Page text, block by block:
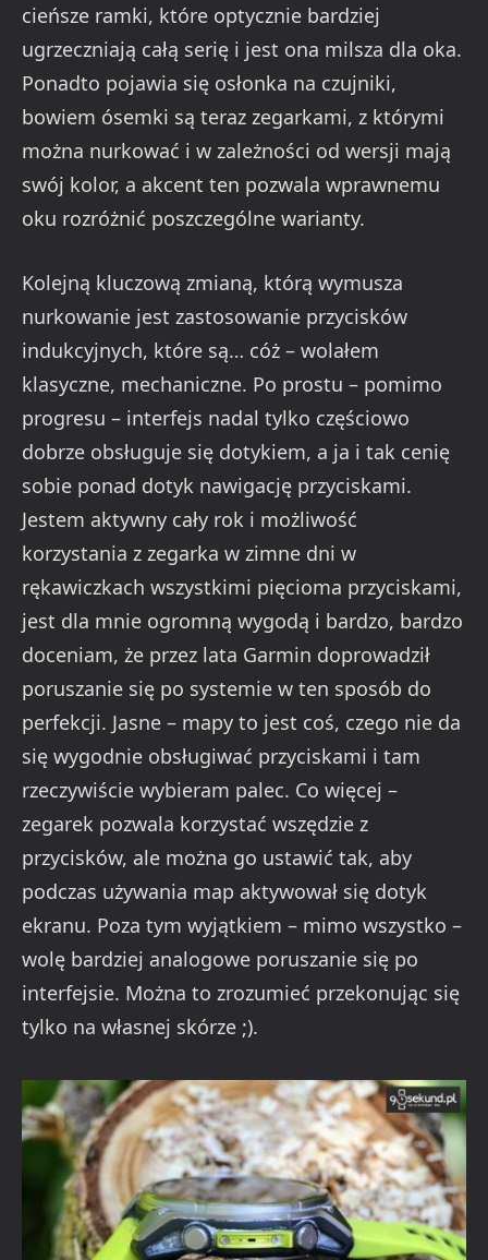
cieńsze ramki, które optycznie bardziej
ugrzeczniają całą serię i jest ona milsza dla oka.
Ponadto pojawia się osłonka na czujniki,
bowiem ósemki są teraz zegarkami, z którymi
można nurkować i w zależności od wersji mają
swój kolor, a akcent ten pozwala wprawnemu
oku rozróżnić poszczególne warianty.
Kolejną kluczową zmianą, którą wymusza
nurkowanie jest zastosowanie przycisków
indukcyjnych, które są… cóż – wolałem
klasyczne, mechaniczne. Po prostu – pomimo
progresu – interfejs nadal tylko częściowo
dobrze obsługuje się dotykiem, a ja i tak cenię
sobie ponad dotyk nawigację przyciskami.
Jestem aktywny cały rok i możliwość
korzystania z zegarka w zimne dni w
rękawiczkach wszystkimi pięcioma przyciskami,
jest dla mnie ogromną wygodą i bardzo, bardzo
doceniam, że przez lata Garmin doprowadził
poruszanie się po systemie w ten sposób do
perfekcji. Jasne – mapy to jest coś, czego nie da
się wygodnie obsługiwać przyciskami i tam
rzeczywiście wybieram palec. Co więcej –
zegarek pozwala korzystać wszędzie z
przycisków, ale można go ustawić tak, aby
podczas używania map aktywował się dotyk
ekranu. Poza tym wyjątkiem – mimo wszystko –
wolę bardziej analogowe poruszanie się po
interfejsie. Można to zrozumieć przekonując się
tylko na własnej skórze ;).